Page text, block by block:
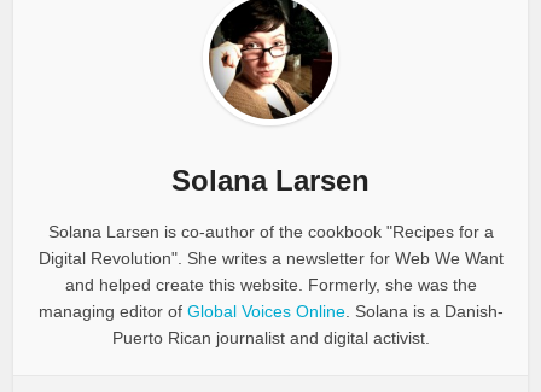
Solana Larsen
Solana Larsen is co-author of the cookbook "Recipes for a
Digital Revolution". She writes a newsletter for Web We Want
and helped create this website. Formerly, she was the
managing editor of Global Voices Online. Solana is a Danish-
Puerto Rican journalist and digital activist.